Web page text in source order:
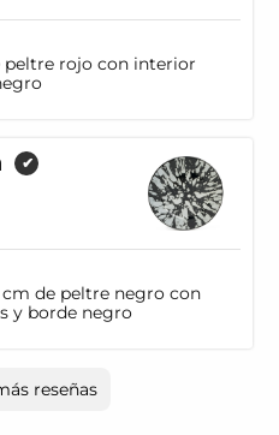
peltre rojo con interior
✔
de peltre negro con
y borde negro
reseñas